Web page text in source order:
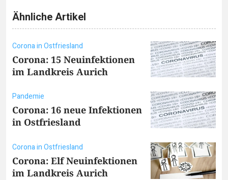
Ähnliche Artikel
Corona in Ostfriesland
Corona: 15 Neuinfektionen
im Landkreis Aurich
Pandemie
Corona: 16 neue Infektionen
in Ostfriesland
Corona in Ostfriesland
Corona: Elf Neuinfektionen
im Landkreis Aurich